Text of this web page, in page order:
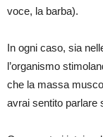
voce, la barba).
In ogni caso, sia
l’organismo
che la massa
avrai sentito parlare